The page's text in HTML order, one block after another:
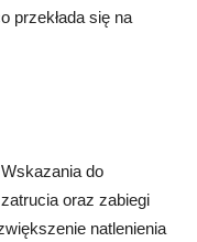
przekłada się na
do
oraz zabiegi
natlenienia